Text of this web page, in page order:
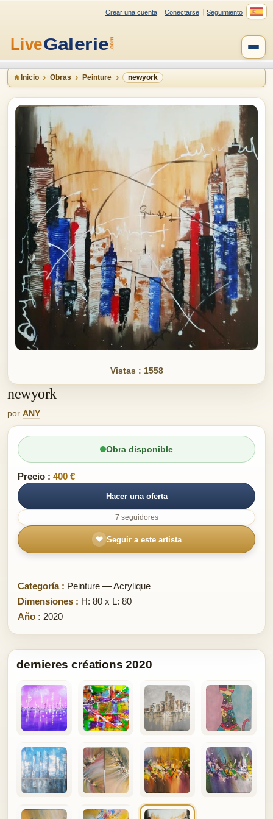
Crear una cuenta Conectarse Seguimiento
Inicio Obras Peinture newyork
Vistas : 1558
newyork
por ANY
Obra disponible
Precio : 400 €
Hacer una oferta
7 seguidores
❤ Seguir a este artista
Categoría : Peinture — Acrylique
Dimensiones : H: 80 x L: 80
Año : 2020
dernieres créations 2020